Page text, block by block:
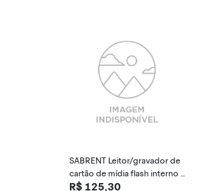
SABRENT Leitor/gravador de
cartão de mídia flash interno 7
4 em 1 de 3,5 polegadas com
R$ 125,30